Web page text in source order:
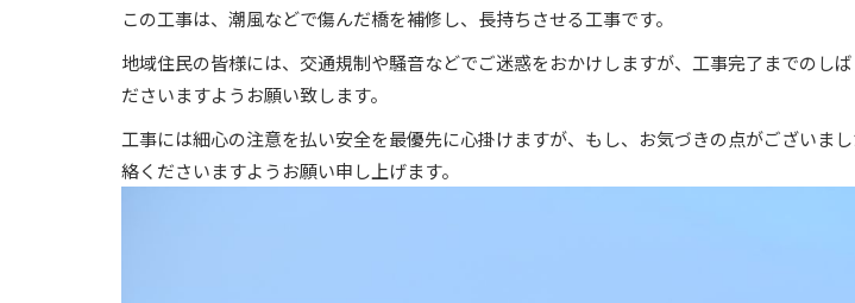
この工事は、潮風などで傷んだ橋を補修し、長持ちさせる工事です。
地域住民の皆様には、交通規制や騒音などでご迷惑をおかけしますが、工事完了までのし
ださいますようお願い致します。
工事には細心の注意を払い安全を最優先に心掛けますが、もし、お気づきの点がございま
絡くださいますようお願い申し上げます。